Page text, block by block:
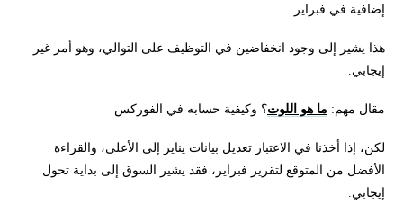
إضافية في فبراير.
هذا يشير إلى وجود انخفاضين في التوظيف على التوالي، وهو أمر غير
إيجابي.
مقال مهم: ما هو اللوت؟ وكيفية حسابه في الفوركس
لكن، إذا أخذنا في الاعتبار تعديل بيانات يناير إلى الأعلى، والقراءة
الأفضل من المتوقع لتقرير فبراير، فقد يشير السوق إلى بداية تحول
إيجابي.